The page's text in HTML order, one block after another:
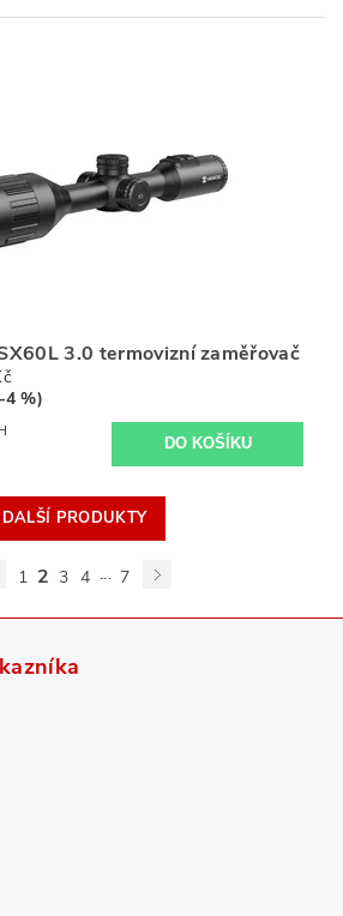
3.0 termovizní zaměřovač
%)
DALŠÍ PRODUKTY
1 2 3 4 ... 7